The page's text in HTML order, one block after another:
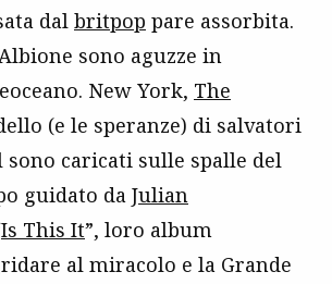
dal britpop pare assorbita.
sono aguzze in
New York, The
(e le speranze) di salvatori
sono caricati sulle spalle del
guidato da Julian
Is This It”, loro album
al miracolo e la Grande